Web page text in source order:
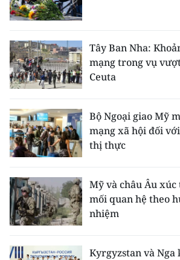
CÁC CHUYÊN TRANG
THỜI NAY
NHÂN DÂN CUỐI TUẦN
NHÂN DÂN HẰNG THÁNG
MUA BÁO
Tây Ban Nha:
mạng trong vụ
Ceuta
Bộ Ngoại giao Mỹ
mạng xã hội đối
thị thực
Mỹ và châu Âu
mối quan hệ theo
nhiệm
Kyrgyzstan và Nga